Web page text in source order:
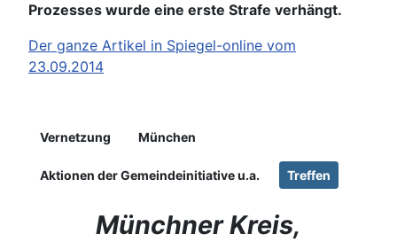
Prozesses wurde eine erste Strafe verhängt.
Der ganze Artikel in Spiegel-online vom
23.09.2014
Vernetzung München
Aktionen der Gemeindeinitiative u.a. Treffen
Münchner Kreis,